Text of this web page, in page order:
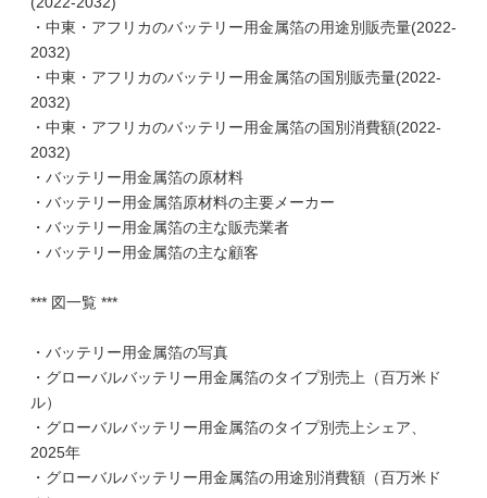
・中東・アフリカのバッテリー用金属箔の用途別販売量(2022-
2032)
・中東・アフリカのバッテリー用金属箔の国別販売量(2022-
2032)
・中東・アフリカのバッテリー用金属箔の国別消費額(2022-
2032)
・バッテリー用金属箔の原材料
・バッテリー用金属箔原材料の主要メーカー
・バッテリー用金属箔の主な販売業者
・バッテリー用金属箔の主な顧客
*** 図一覧 ***
・バッテリー用金属箔の写真
・グローバルバッテリー用金属箔のタイプ別売上（百万米ド
ル）
・グローバルバッテリー用金属箔のタイプ別売上シェア、
2025年
・グローバルバッテリー用金属箔の用途別消費額（百万米ド